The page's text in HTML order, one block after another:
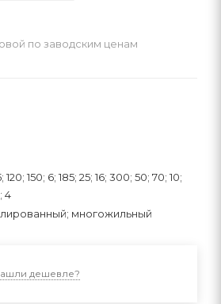
по заводским ценам
120; 150; 6; 185; 25; 16; 300; 50; 70; 10;
4
многожильный
дешевле?